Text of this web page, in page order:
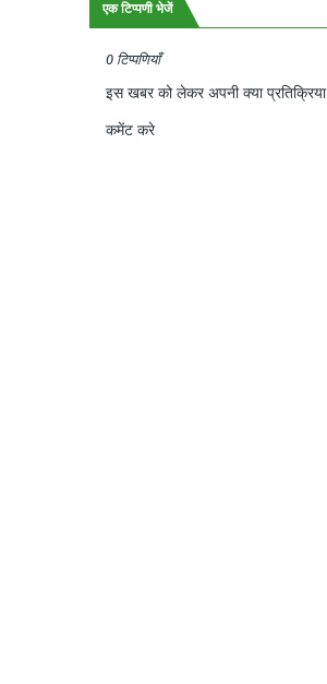
एक टिप्पणी भेजें
0 टिप्पणियाँ
इस खबर को लेकर अपनी क्या
कमेंट करे